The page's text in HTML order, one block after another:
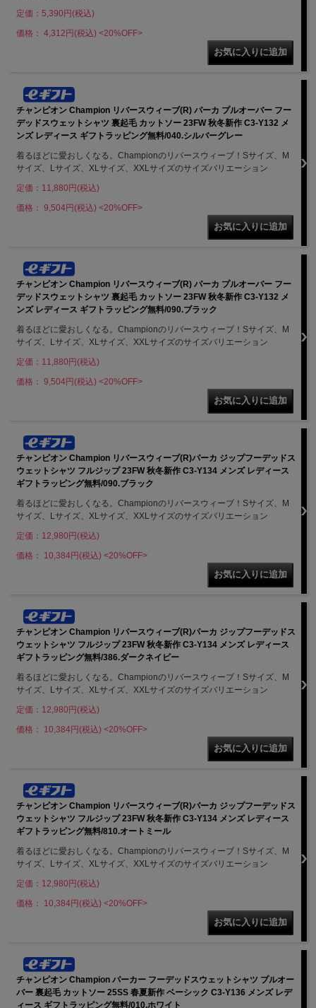
定価：5,390円(税込)
価格： 4,312円(税込) <20%OFF>
チャンピオン Champion リバースウィーブ(R) パーカ プルオーバー フー
デッドスウェットシャツ 裏起毛 カットソー 23FW 秋冬新作 C3-Y132 メ
ンズ レディース ギフトラッピング無料/040.シルバーグレー
着るほどに愛おしくなる。Championのリバースウィーブ！Sサイズ、M
サイズ、Lサイズ、XLサイズ、XXLサイズのサイズバリエーション
定価：11,880円(税込)
価格： 9,504円(税込) <20%OFF>
チャンピオン Champion リバースウィーブ(R) パーカ プルオーバー フー
デッドスウェットシャツ 裏起毛 カットソー 23FW 秋冬新作 C3-Y132 メ
ンズ レディース ギフトラッピング無料/090.ブラック
着るほどに愛おしくなる。Championのリバースウィーブ！Sサイズ、M
サイズ、Lサイズ、XLサイズ、XXLサイズのサイズバリエーション
定価：11,880円(税込)
価格： 9,504円(税込) <20%OFF>
チャンピオン Champion リバースウィーブ(R)パーカ ジップフーデッドス
ウェットシャツ フルジップ 23FW 秋冬新作 C3-Y134 メンズ レディース
ギフトラッピング無料/090.ブラック
着るほどに愛おしくなる。Championのリバースウィーブ！Sサイズ、M
サイズ、Lサイズ、XLサイズ、XXLサイズのサイズバリエーション
定価：12,980円(税込)
価格： 10,384円(税込) <20%OFF>
チャンピオン Champion リバースウィーブ(R)パーカ ジップフーデッドス
ウェットシャツ フルジップ 23FW 秋冬新作 C3-Y134 メンズ レディース
ギフトラッピング無料/386.ダークネイビー
着るほどに愛おしくなる。Championのリバースウィーブ！Sサイズ、M
サイズ、Lサイズ、XLサイズ、XXLサイズのサイズバリエーション
定価：12,980円(税込)
価格： 10,384円(税込) <20%OFF>
チャンピオン Champion リバースウィーブ(R)パーカ ジップフーデッドス
ウェットシャツ フルジップ 23FW 秋冬新作 C3-Y134 メンズ レディース
ギフトラッピング無料/810.オートミール
着るほどに愛おしくなる。Championのリバースウィーブ！Sサイズ、M
サイズ、Lサイズ、XLサイズ、XXLサイズのサイズバリエーション
定価：12,980円(税込)
価格： 10,384円(税込) <20%OFF>
チャンピオン Champion パーカー フーデッドスウェットシャツ プルオー
バー 裏起毛 カットソー 25SS 春夏新作 ベーシック C3-Y136 メンズ レデ
ィース ギフトラッピング無料/010.ホワイト